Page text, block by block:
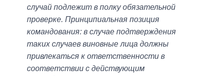
случай подлежит в полку обязательной
проверке. Принципиальная позиция
командования: в случае подтверждения
таких случаев виновные лица должны
привлекаться к ответственности в
соответствии с действующим